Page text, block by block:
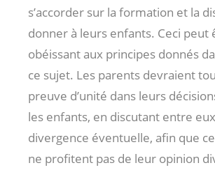
s’accorder sur la formation et la
donner à leurs enfants. Ceci peut
obéissant aux principes donnés
ce sujet. Les parents devraient
preuve d’unité dans leurs
les enfants, en discutant entre
divergence éventuelle, afin que
ne profitent pas de leur opinion